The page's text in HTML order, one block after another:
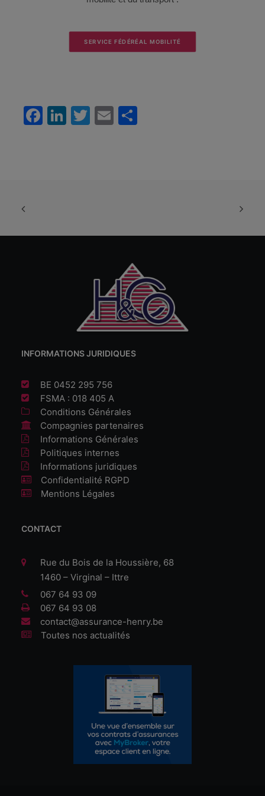
SERVICE FÉDÉRÉAL MOBILITÉ
Facebook
LinkedIn
TwitterEmail
INFORMATIONS JURIDIQUES
BE 0452 295 756
FSMA : 018 405 A
Conditions Générales
Compagnies partenaires
Informations Générales
Politiques internes
Informations juridiques
Confidentialité RGPD
Mentions Légales
CONTACT
Rue du Bois de la Houssière, 68
1460 – Virginal – Ittre
067 64 93 09
067 64 93 08
contact@assurance-henry.be
Toutes nos actualités